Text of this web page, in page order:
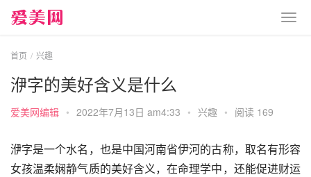
首页 兴趣
洢字的美好含义是什么
爱美网编辑 • 2022年7月13日 am4:33 • 兴趣 • 阅读 169
洢字是一个水名，也是中国河南省伊河的古称，取名有形容
女孩温柔娴静气质的美好含义，在命理学中，还能促进财运